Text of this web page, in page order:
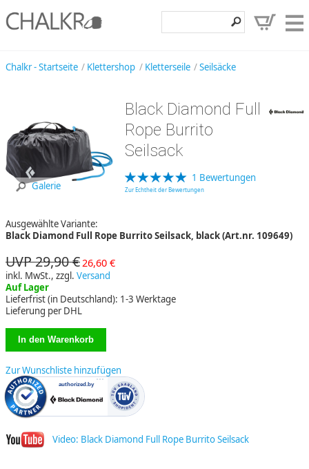
Entdecken
Hilfe, Kontakt
Chalkr - Startseite Klettershop Kletterseile Seilsäcke
Galerie
Black Diamond Full
Rope Burrito
Seilsack
1 Bewertungen
Zur Echtheit der Bewertungen
Ausgewählte Variante:
Black Diamond Full Rope Burrito Seilsack, black (Art.nr. 109649)
UVP 29,90 € 26,60 €
inkl. MwSt., zzgl. Versand
Auf Lager
Lieferfrist (in Deutschland): 1-3 Werktage
Lieferung per DHL
Zur Wunschliste hinzufügen
Video: Black Diamond Full Rope Burrito Seilsack